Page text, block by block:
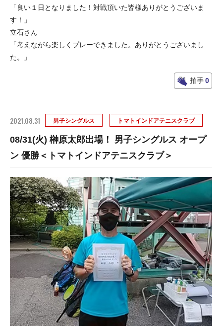
「良い１日となりました！対戦頂いた皆様ありがとうございま
す！」
立石さん
「考えながら楽しくプレーできました。ありがとうございまし
た。」
拍手0
2021.08.31 男子シングルス トマトインドアテニスクラブ
08/31(火) 榊原太郎出場！ 男子シングルス オープ
ン 優勝＜トマトインドアテニスクラブ＞